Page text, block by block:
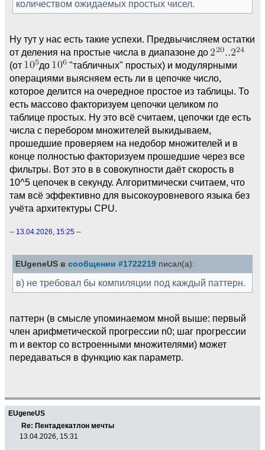
количеством ожидаемых простых чисел.
Ну тут у нас есть такие успехи. Предвычисляем остатки
от деления на простые числа в диапазоне до
(от
до
"табличных" простых) и модулярными
операциями выясняем есть ли в цепочке число,
которое делится на очередное простое из таблицы. То
есть массово факторизуем цепочки целиком по
таблице простых. Ну это всё считаем, цепочки где есть
числа с перебором множителей выкидываем,
прошедшие проверяем на недобор множителей и в
конце полностью факторизуем прошедшие через все
фильтры. Вот это в в совокупности даёт скорость в
10^5 цепочек в секунду. Алгоритмически считаем, что
там всё эффективно для высокоуровневого языка без
учёта архитектуры CPU.
-- 13.04.2026, 15:25 --
EUgeneUS в сообщении #1722219 писал(а):
в) не требовал бы компиляции под каждый паттерн.
паттерн (в смысле упоминаемом мной выше: первый
член арифметической прогрессии n0; шаг прогрессии
m и вектор со встроенными множителями) может
передаваться в функцию как параметр.
EUgeneUS
Re: Пентадекатлон мечты
13.04.2026, 15:31